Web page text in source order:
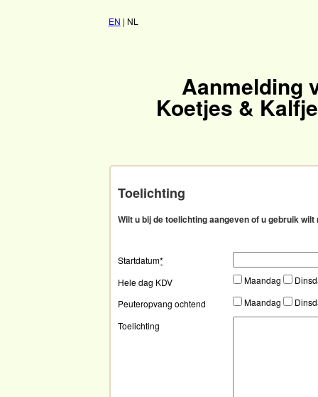
EN | NL
Aanmelding
Koetjes &
Toelichting
Wilt u bij de toelichting aangeven of u gebruik
Startdatum*
Hele dag KDV
Maandag
Peuteropvang ochtend
Maandag
Toelichting